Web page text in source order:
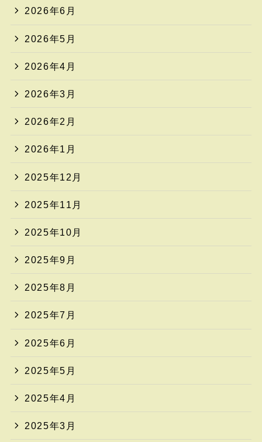
2026年6月
2026年5月
2026年4月
2026年3月
2026年2月
2026年1月
2025年12月
2025年11月
2025年10月
2025年9月
2025年8月
2025年7月
2025年6月
2025年5月
2025年4月
2025年3月